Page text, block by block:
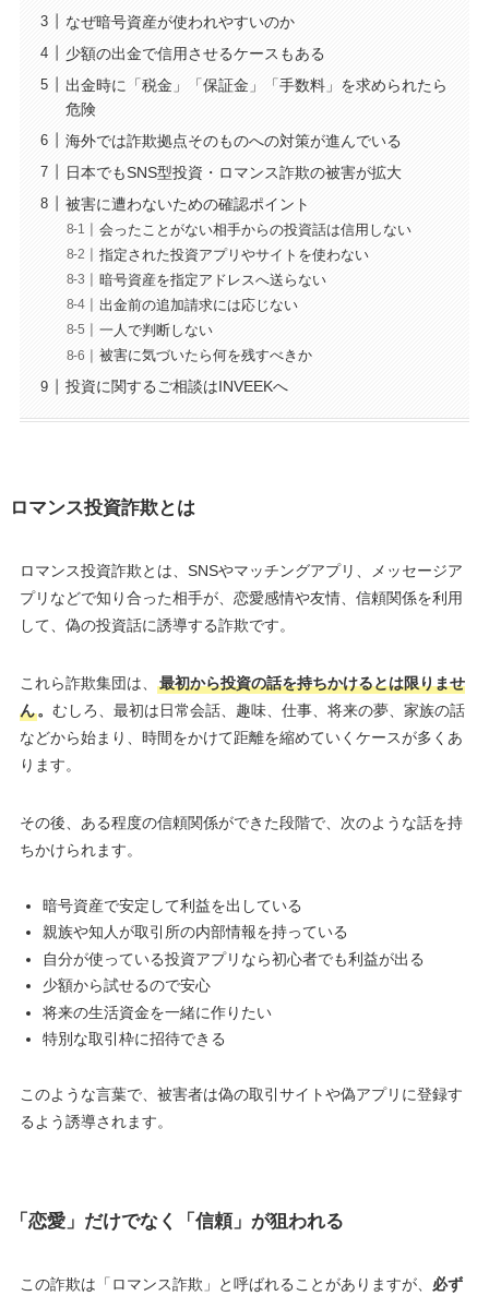
なぜ暗号資産が使われやすいのか
少額の出金で信用させるケースもある
出金時に「税金」「保証金」「手数料」を求められたら
危険
海外では詐欺拠点そのものへの対策が進んでいる
日本でもSNS型投資・ロマンス詐欺の被害が拡大
被害に遭わないための確認ポイント
会ったことがない相手からの投資話は信用しない
指定された投資アプリやサイトを使わない
暗号資産を指定アドレスへ送らない
出金前の追加請求には応じない
一人で判断しない
被害に気づいたら何を残すべきか
投資に関するご相談はINVEEKへ
ロマンス投資詐欺とは
ロマンス投資詐欺とは、SNSやマッチングアプリ、メッセージア
プリなどで知り合った相手が、恋愛感情や友情、信頼関係を利用
して、偽の投資話に誘導する詐欺です。
これら詐欺集団は、
最初から投資の話を持ちかけるとは限りませ
ん。 むしろ、最初は日常会話、趣味、仕事、将来の夢、家族の話
などから始まり、時間をかけて距離を縮めていくケースが多くあ
ります。
その後、ある程度の信頼関係ができた段階で、次のような話を持
ちかけられます。
暗号資産で安定して利益を出している
親族や知人が取引所の内部情報を持っている
自分が使っている投資アプリなら初心者でも利益が出る
少額から試せるので安心
将来の生活資金を一緒に作りたい
特別な取引枠に招待できる
このような言葉で、被害者は偽の取引サイトや偽アプリに登録す
るよう誘導されます。
「恋愛」だけでなく「信頼」が狙われる
この詐欺は「ロマンス詐欺」と呼ばれることがありますが、 必ず